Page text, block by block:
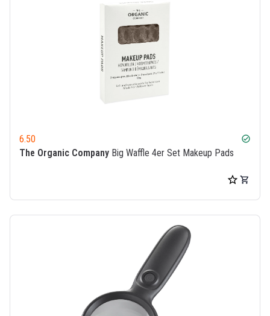
6.50 check_circle
The Organic Company Big Waffle 4er Set Makeup Pads